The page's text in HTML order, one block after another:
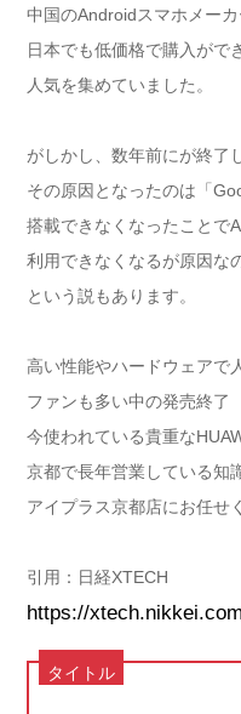
中国のAndroidスマホメー
日本でも低価格で購入がで
人気を集めていました。
がしかし、数年前にが終了
その原因となったのは「
搭載できなくなったことで
利用できなくなるが原因な
という説もあります。
高い性能やハードウェアで
ファンも多い中の発売終了
今使われている貴重な
京都で長年営業している知
アイプラス京都店にお任せ
引用：日経XTECH
https://
タイトル